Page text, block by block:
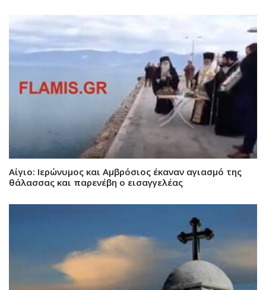
Αίγιο: Ιερώνυμος και Αμβρόσιος έκαναν αγιασμό της
θάλασσας και παρενέβη ο εισαγγελέας